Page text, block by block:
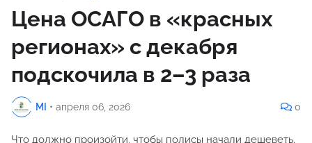
Цена ОСАГО в «красных
регионах» с декабря
подскочила в 2–3 раза
MI • апреля 06, 2026 0
Что должно произойти, чтобы полисы начали дешеветь.